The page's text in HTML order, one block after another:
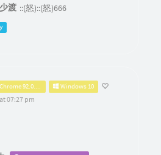
渡 ::(怒)::(怒)666
Google Chrome 92.0.4515.131 Windows 10
07:27 pm